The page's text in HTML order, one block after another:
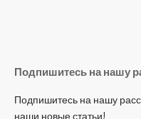
Подпишитесь на нашу
Подпишитесь на нашу
наши новые статьи!